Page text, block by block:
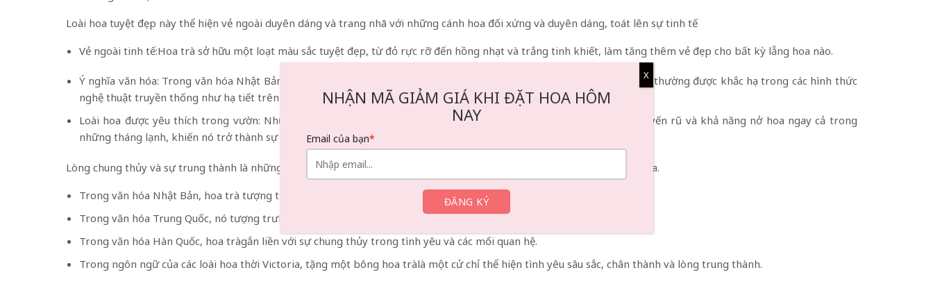
Loài hoa tuyệt đẹp này thể hiện vẻ ngoài duyên dáng và trang nhã với những cánh hoa đối xứng và duyên dáng, toát lên sự tinh tế
Vẻ ngoài tinh tế:Hoa trà sở hữu một loạt màu sắc tuyệt đẹp, từ đỏ rực rỡ đến hồng nhạt và trắng tinh khiết, làm tăng thêm vẻ đẹp cho bất kỳ lẵng hoa nào.
Ý nghĩa văn hóa: Trong văn hóa Nhật Bản, hoa trà có ý nghĩa rất quan trọng vì nó tượng trưng cho vẻ đẹp nữ tính. Nó thường được khắc họa trong các hình thức
nghệ thuật truyền thống như họa tiết trên kimono và trong các nghi lễ trà đạo .
Loài hoa được yêu thích trong vườn: Những người làm vườn trên khắp thế giới đều yêu thích hoa trà vì vẻ đẹp quyến rũ và khả năng nở hoa ngay cả trong
những tháng lạnh, khiến nó trở thành sự lựa chọn được ưa chuộng của những người yêu thích làm vườn .
Lòng chung thủy và sự trung thành là những phẩm chất quan trọng được tượng trưng bởi hoa trà trong nhiều nền văn hóa.
Trong văn hóa Nhật Bản, hoa trà tượng trưng cho sự chung thủy và lòng trung thành.
Trong văn hóa Trung Quốc, nó tượng trưng cho lòng trung thành và sự tận tụy sâu sắc.
Trong văn hóa Hàn Quốc, hoa tràgắn liền với sự chung thủy trong tình yêu và các mối quan hệ.
Trong ngôn ngữ của các loài hoa thời Victoria, tặng một bông hoa tràlà một cử chỉ thể hiện tình yêu sâu sắc, chân thành và lòng trung thành.
NHẬN MÃ GIẢM GIÁ KHI ĐẶT HOA HÔM
NAY
Email của bạn*
X